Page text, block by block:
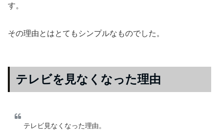
す。
その理由とはとてもシンプルなものでした。
テレビを見なくなった理由
テレビ見なくなった理由。